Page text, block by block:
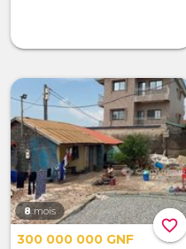
favorite_border
8 mois
300 000 000 GNF